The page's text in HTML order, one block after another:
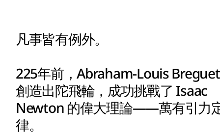
凡事皆有例外。
225年前，Abraham-Louis Breguet
創造出陀飛輪，成功挑戰了 Isaac
Newton 的偉大理論——萬有引力
律。